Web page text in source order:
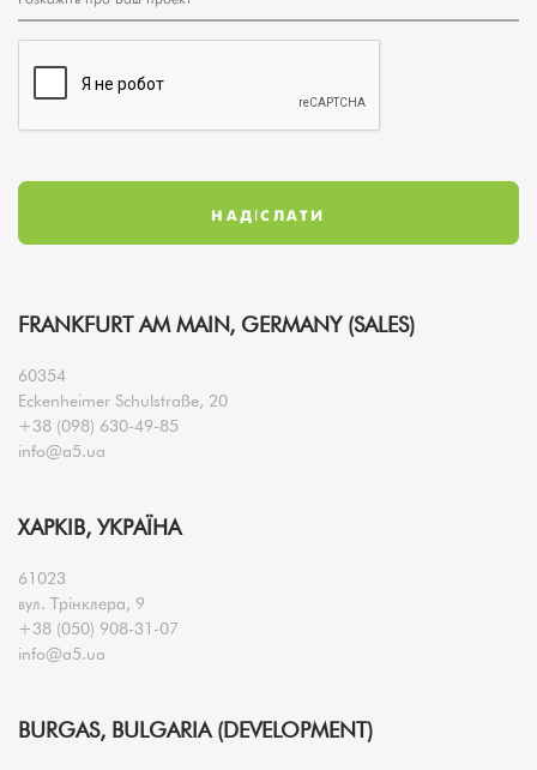
FRANKFURT AM MAIN, GERMANY (SALES)
60354
Eckenheimer Schulstraße, 20
+38 (098) 630-49-85
info@a5.ua
ХАРКІВ, УКРАЇНА
61023
вул. Трінклера, 9
+38 (050) 908-31-07
info@a5.ua
BURGAS, BULGARIA (DEVELOPMENT)